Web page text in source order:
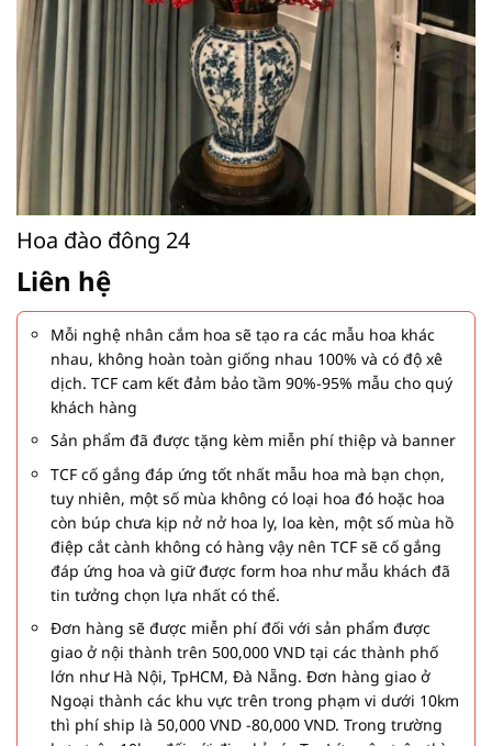
Hoa đào đông 24
Liên hệ
Mỗi nghệ nhân cắm hoa sẽ tạo ra các mẫu hoa khác
nhau, không hoàn toàn giống nhau 100% và có độ xê
dịch. TCF cam kết đảm bảo tầm 90%-95% mẫu cho quý
khách hàng
Sản phẩm đã được tặng kèm miễn phí thiệp và banner
TCF cố gắng đáp ứng tốt nhất mẫu hoa mà bạn chọn,
tuy nhiên, một số mùa không có loại hoa đó hoặc hoa
còn búp chưa kịp nở nở hoa ly, loa kèn, một số mùa hồ
điệp cắt cành không có hàng vậy nên TCF sẽ cố gắng
đáp ứng hoa và giữ được form hoa như mẫu khách đã
tin tưởng chọn lựa nhất có thể.
Đơn hàng sẽ được miễn phí đối với sản phẩm được
giao ở nội thành trên 500,000 VND tại các thành phố
lớn như Hà Nội, TpHCM, Đà Nẵng. Đơn hàng giao ở
Ngoại thành các khu vực trên trong phạm vi dưới 10km
thì phí ship là 50,000 VND -80,000 VND. Trong trường